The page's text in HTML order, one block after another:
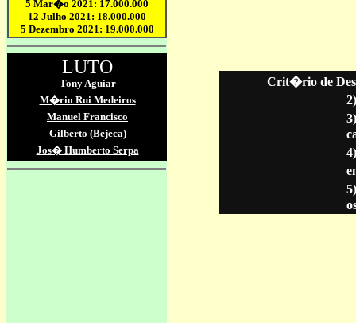
Crit�rio de